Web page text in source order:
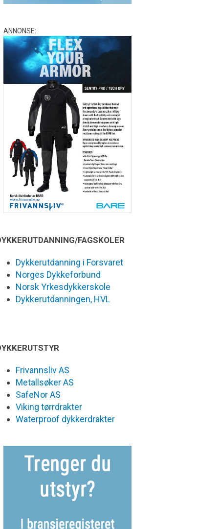
ANNONSE:
FAGSKOLER
Dykkerutdanning i Forsvaret
Norges Dykkeforbund
Norsk Yrkesdykkerskole
Dykkerutdanningen, HVL
Frivannsliv AS
Metallsøker AS
SafeNor AS
Viking tørrdrakter
Waterproof dykkerdrakter